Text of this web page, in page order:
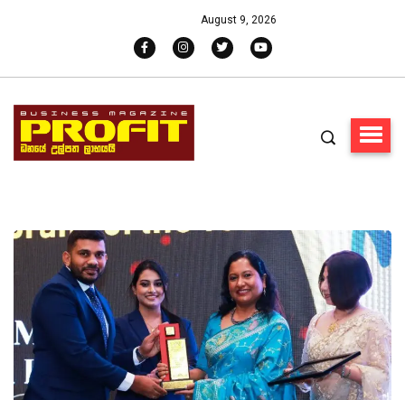
August 9, 2026